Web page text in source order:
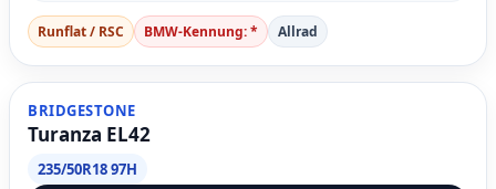
Runflat / RSC BMW-Kennung: * Allrad
BRIDGESTONE
Turanza EL42
235/50R18 97H